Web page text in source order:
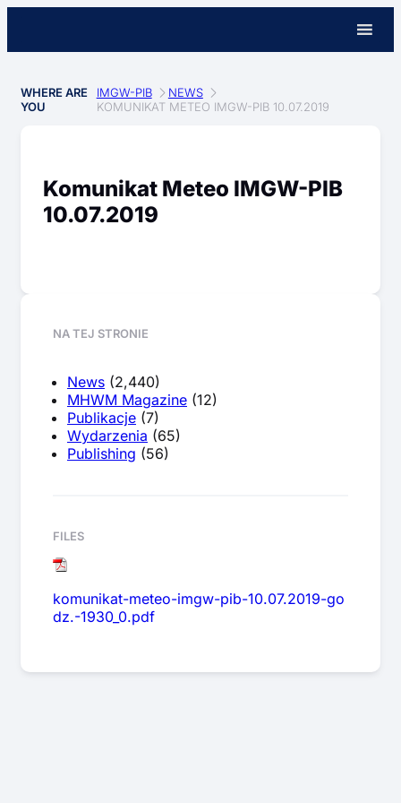
WHERE ARE
YOU
IMGW-PIB
NEWS
KOMUNIKAT METEO IMGW-PIB 10.07.2019
Komunikat Meteo IMGW-PIB
10.07.2019
NA TEJ STRONIE
News (2,440)
MHWM Magazine (12)
Publikacje (7)
Wydarzenia (65)
Publishing (56)
FILES
komunikat-meteo-imgw-pib-10.07.2019-go
dz.-1930_0.pdf